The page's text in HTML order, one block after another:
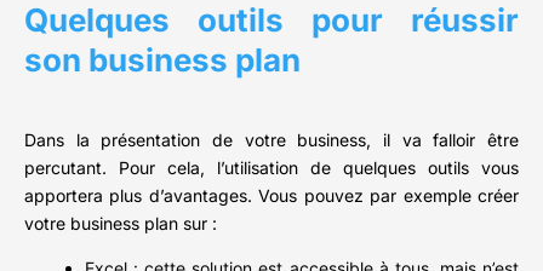
Quelques outils pour réussir
son business plan
Dans la présentation de votre business, il va falloir être
percutant. Pour cela, l’utilisation de quelques outils vous
apportera plus d’avantages. Vous pouvez par exemple créer
votre business plan sur :